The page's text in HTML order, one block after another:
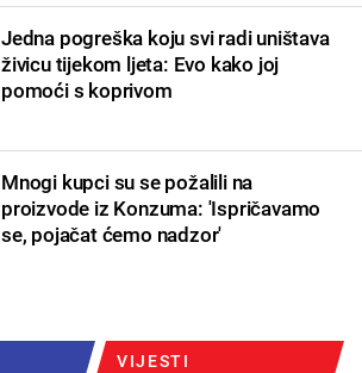
Jedna pogreška koju svi radi uništava
živicu tijekom ljeta: Evo kako joj
pomoći s koprivom
Mnogi kupci su se požalili na
proizvode iz Konzuma: 'Ispričavamo
se, pojačat ćemo nadzor'
VIJESTI